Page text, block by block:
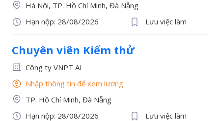
Hà Nội, TP. Hồ Chí Minh, Đà Nẵng
Hạn nộp: 28/08/2026
Lưu việc làm
Chuyên viên Kiểm thử
Công ty VNPT AI
Nhập thông tin để xem lương
TP. Hồ Chí Minh, Đà Nẵng
Hạn nộp: 28/08/2026
Lưu việc làm